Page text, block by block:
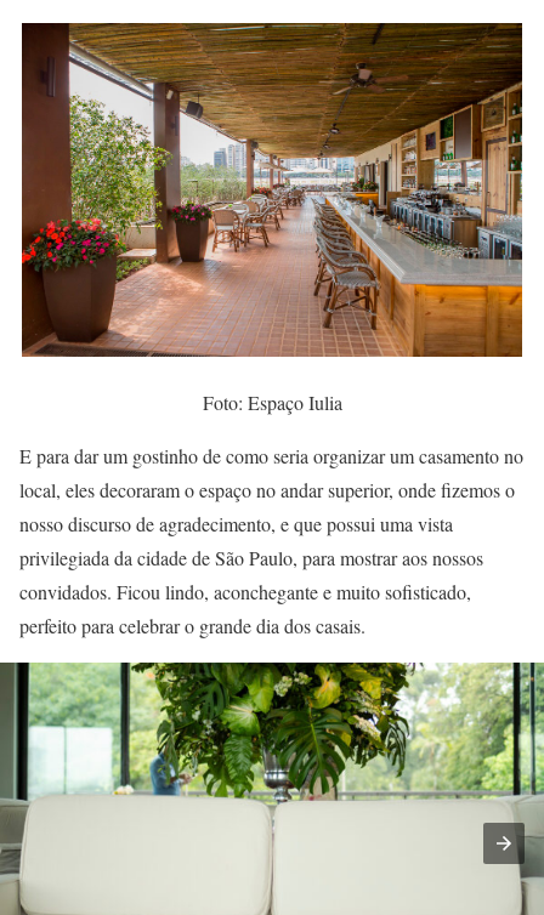
Foto: Espaço Iulia
E para dar um gostinho de como seria organizar um casamento no
local, eles decoraram o espaço no andar superior, onde fizemos o
nosso discurso de agradecimento, e que possui uma vista
privilegiada da cidade de São Paulo, para mostrar aos nossos
convidados. Ficou lindo, aconchegante e muito sofisticado,
perfeito para celebrar o grande dia dos casais.